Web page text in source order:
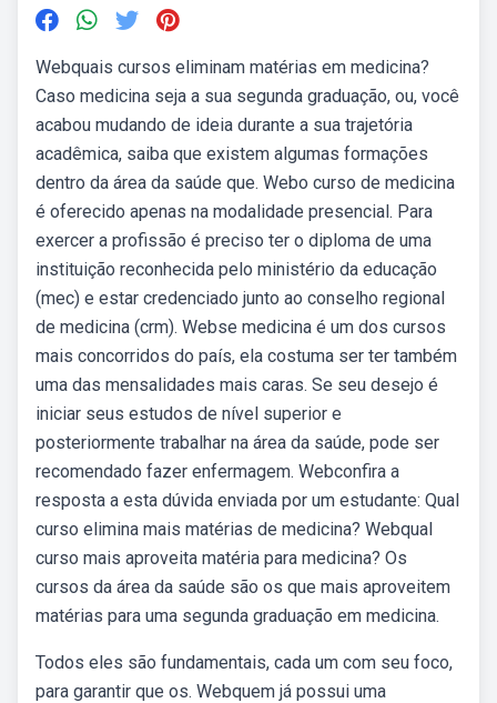
Webquais cursos eliminam matérias em medicina?
Caso medicina seja a sua segunda graduação, ou, você
acabou mudando de ideia durante a sua trajetória
acadêmica, saiba que existem algumas formações
dentro da área da saúde que. Webo curso de medicina
é oferecido apenas na modalidade presencial. Para
exercer a profissão é preciso ter o diploma de uma
instituição reconhecida pelo ministério da educação
(mec) e estar credenciado junto ao conselho regional
de medicina (crm). Webse medicina é um dos cursos
mais concorridos do país, ela costuma ser ter também
uma das mensalidades mais caras. Se seu desejo é
iniciar seus estudos de nível superior e
posteriormente trabalhar na área da saúde, pode ser
recomendado fazer enfermagem. Webconfira a
resposta a esta dúvida enviada por um estudante: Qual
curso elimina mais matérias de medicina? Webqual
curso mais aproveita matéria para medicina? Os
cursos da área da saúde são os que mais aproveitem
matérias para uma segunda graduação em medicina.
Todos eles são fundamentais, cada um com seu foco,
para garantir que os. Webquem já possui uma